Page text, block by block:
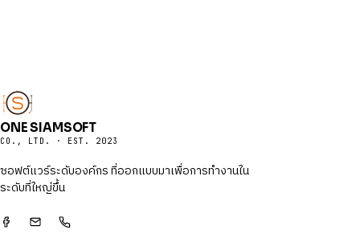
ONE SIAMSOFT
CO., LTD. · EST. 2023
ซอฟต์แวร์ระดับองค์กร ที่ออกแบบมาเพื่อการทำงานใน
ระดับที่ใหญ่ขึ้น